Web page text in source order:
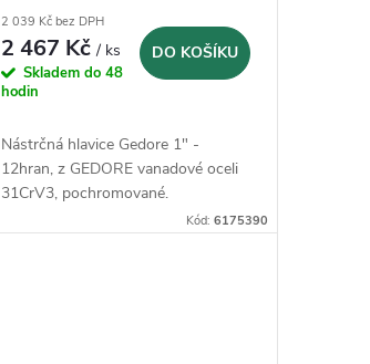
2 039 Kč bez DPH
2 467 Kč/ ks
Skladem do 48
hodin
DO KOŠÍKU
Nástrčná hlavice Gedore 1" -
12hran, z GEDORE vanadové oceli
31CrV3, pochromované.
Kód: 6175390